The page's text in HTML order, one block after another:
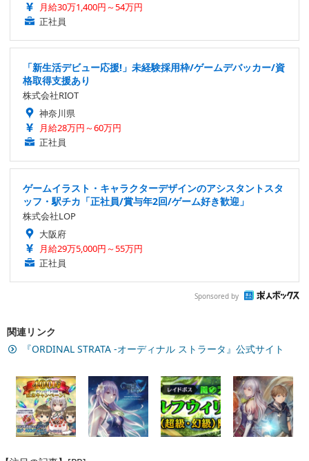
月給30万1,400円～54万円
正社員
「新生活デビュー応援!」未経験採用枠/ゲームデバッカー/資
格取得支援あり
株式会社RIOT
神奈川県
月給28万円～60万円
正社員
ゲームイラスト・キャラクターデザインのアシスタントスタ
ッフ・駅チカ「正社員/賞与年2回/ゲーム好き歓迎」
株式会社LOP
大阪府
月給29万5,000円～55万円
正社員
Sponsored by
関連リンク
『ORDINAL STRATA -オーディナル ストラータ』公式サイト